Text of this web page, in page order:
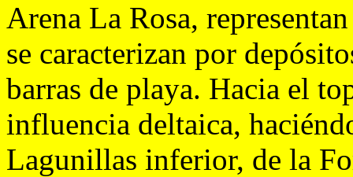
Arena La Rosa,
se caracterizan por
barras de playa. Hacia el
influencia deltaica,
Lagunillas inferior, de la